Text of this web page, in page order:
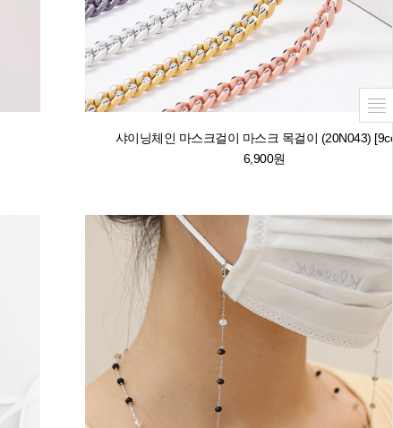
샤이닝체인 마스크걸이 마스크 목걸이 (20N043)
6,900원